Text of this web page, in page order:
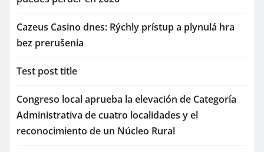
Cazeus Casino dnes: Rýchly prístup a plynulá hra
bez prerušenia
Test post title
Congreso local aprueba la elevación de Categoría
Administrativa de cuatro localidades y el
reconocimiento de un Núcleo Rural